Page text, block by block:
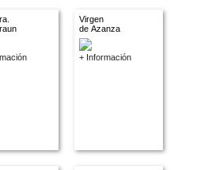
Virgen
de Azanza
+ Información